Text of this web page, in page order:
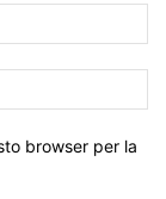
browser per la